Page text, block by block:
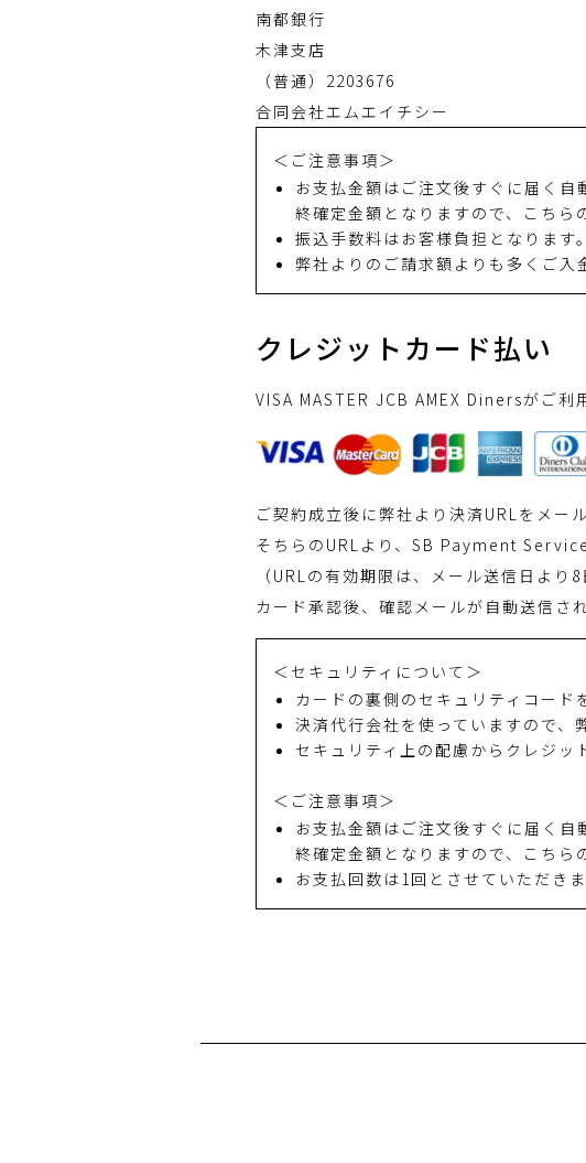
南都銀行
木津支店
（普通）2203676
合同会社エムエイチシー
＜ご注意事項＞
お支払金額はご注文後すぐに届く
終確定金額となりますので、こちら
振込手数料はお客様負担となります。
弊社よりのご請求額よりも多くご入
クレジットカード払い
VISA MASTER JCB AMEX Dinersがご利
ご契約成立後に弊社より決済URLをメー
そちらのURLより、SB Payment
（URLの有効期限は、メール送信日より8
カード承認後、確認メールが自動送信され
＜セキュリティについて＞
カードの裏側のセキュリティコード
決済代行会社を使っていますので、
セキュリティ上の配慮からクレジッ
＜ご注意事項＞
お支払金額はご注文後すぐに届く
終確定金額となりますので、こちら
お支払回数は1回とさせていただきま